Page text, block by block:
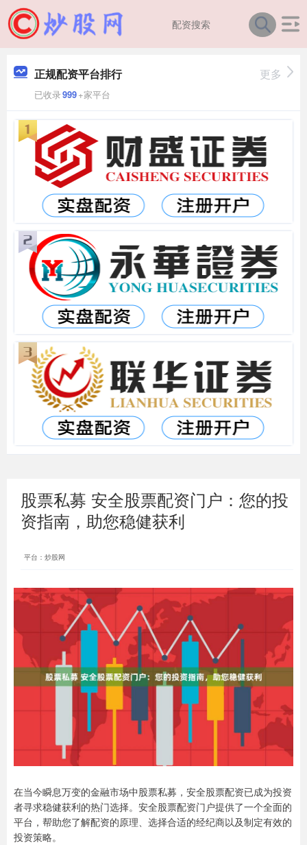
正规配资平台排行
已收录999+家平台
更多
股票私募 安全股票配资门户：您的投
资指南，助您稳健获利
平台：炒股网
在当今瞬息万变的金融市场中股票私募，安全股票配资已成为投资
者寻求稳健获利的热门选择。安全股票配资门户提供了一个全面的
平台，帮助您了解配资的原理、选择合适的经纪商以及制定有效的
投资策略。